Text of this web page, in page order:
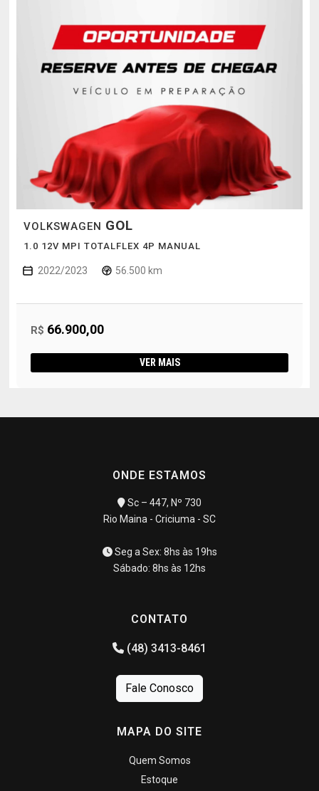
VOLKSWAGEN GOL
1.0 12V MPI TOTALFLEX 4P MANUAL
2022/2023 56.500 km
R$ 66.900,00
VER MAIS
ONDE ESTAMOS
Sc – 447, Nº 730
Rio Maina - Criciuma - SC
Seg a Sex: 8hs às 19hs
Sábado: 8hs às 12hs
CONTATO
(48) 3413-8461
Fale Conosco
MAPA DO SITE
Quem Somos
Estoque